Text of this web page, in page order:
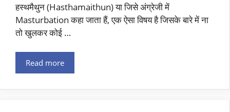
हस्थमैथुन (Hasthamaithun) या जिसे अंग्रेजी में
Masturbation कहा जाता हैं, एक ऐसा विषय है जिसके बारे में ना
तो खुलकर कोई …
Read more